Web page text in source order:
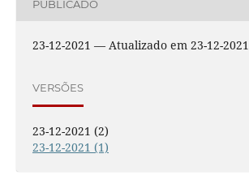
PUBLICADO
23-12-2021 — Atualizado em 23-12-2021
VERSÕES
23-12-2021 (2)
23-12-2021 (1)